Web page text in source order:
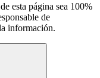
esta página sea 100%
de
información.